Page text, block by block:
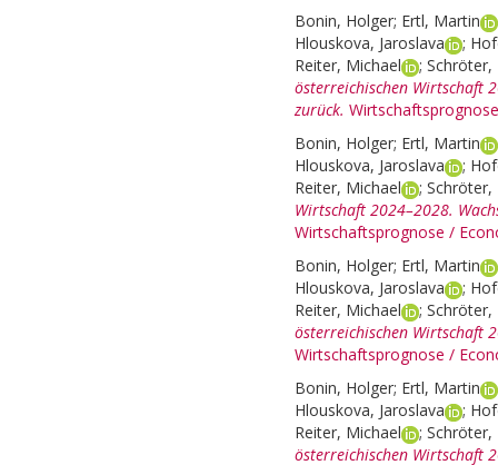
Bonin, Holger; Ertl, Martin
Hlouskova, Jaroslava
;
Reiter, Michael
; Schröter,
österreichischen Wirtschaft
zurück.
Bonin, Holger; Ertl, Martin
Hlouskova, Jaroslava
;
Reiter, Michael
; Schröter,
Wirtschaft 2024–2028.
Wirtschaftsprognose /
Bonin, Holger; Ertl, Martin
Hlouskova, Jaroslava
;
Reiter, Michael
; Schröter,
österreichischen Wirtschaft
Wirtschaftsprognose /
Bonin, Holger; Ertl, Martin
Hlouskova, Jaroslava
;
Reiter, Michael
; Schröter,
österreichischen Wirtschaft